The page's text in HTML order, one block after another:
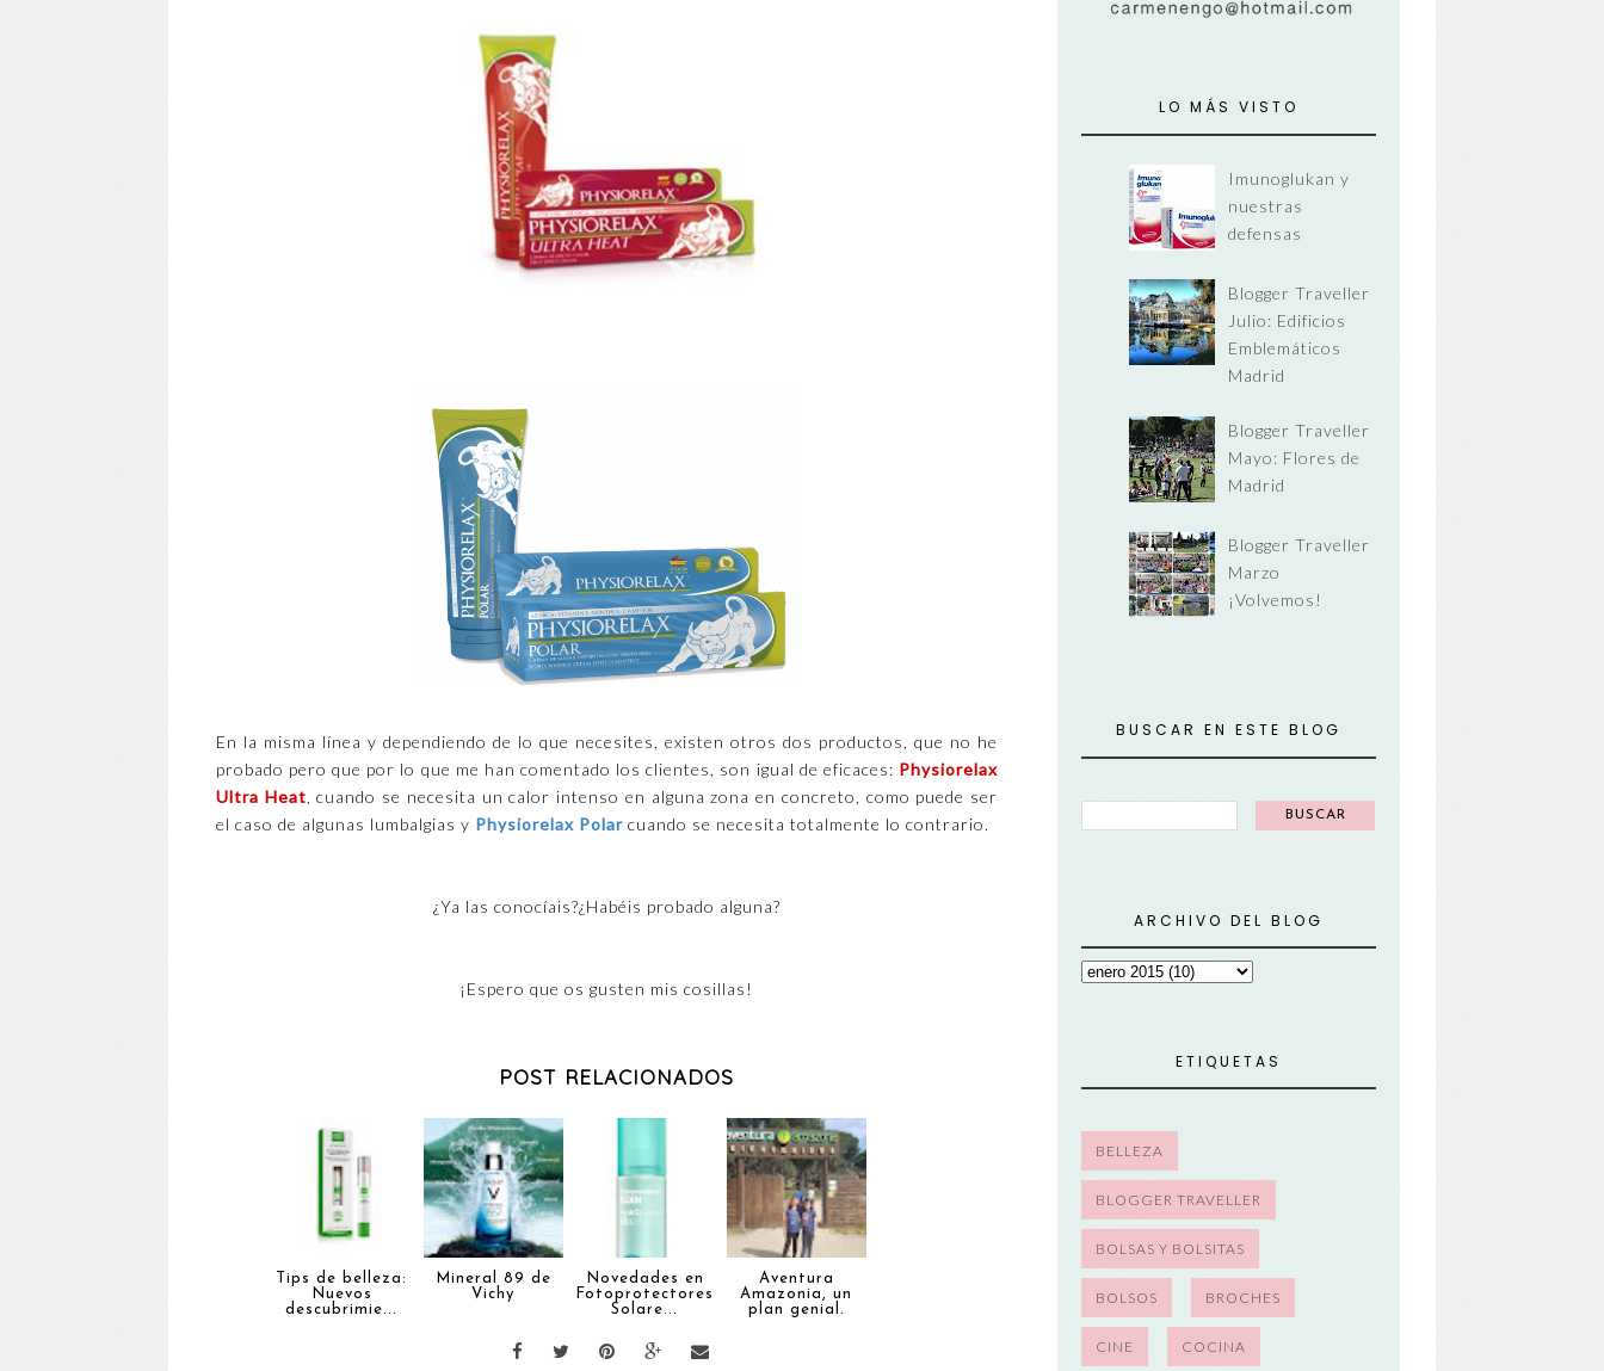
En la misma línea y dependiendo de lo que necesites, existen otros dos productos, que no he
probado pero que por lo que me han comentado los clientes, son igual de eficaces: Physiorelax
Ultra Heat, cuando se necesita un calor intenso en alguna zona en concreto, como puede ser
el caso de algunas lumbalgias y Physiorelax Polarcuando se necesita totalmente lo contrario.
¿Ya las conocíais?¿Habéis probado alguna?
¡Espero que os gusten mis cosillas!
POST RELACIONADOS
Tips de belleza:
Nuevos
descubrimie...
Mineral 89 de
Vichy
Novedades en
Fotoprotectores
Solare...
Aventura
Amazonia, un
plan genial.
LO MÁS VISTO
Imunoglukan y
nuestras
defensas
Blogger Traveller
Julio: Edificios
Emblemáticos
Madrid
Blogger Traveller
Mayo: Flores de
Madrid
Blogger Traveller
Marzo
¡Volvemos!
BUSCAR EN ESTE BLOG
ARCHIVO DEL BLOG
ETIQUETAS
BELLEZA
BLOGGER TRAVELLER
BOLSAS Y BOLSITAS
BOLSOS BROCHES
CINE COCINA